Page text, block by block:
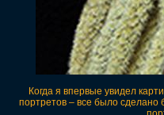
Когда я впервые увидел
портретов – все было